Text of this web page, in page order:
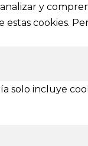
y
cookies.
solo incluye